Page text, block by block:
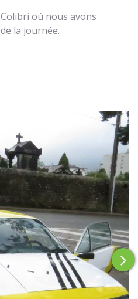
où nous avons
la journée.